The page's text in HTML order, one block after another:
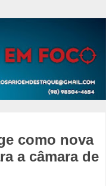
como nova
a câmara de